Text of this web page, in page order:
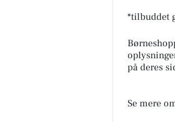
*tilbuddet
på deres
Se mere